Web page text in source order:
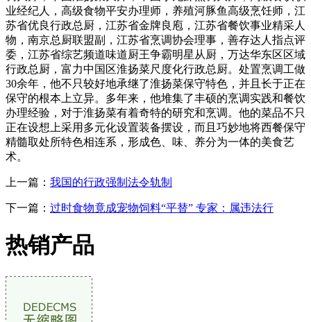
业经纪人，高级食物平安办理师，养殖河豚鱼高级烹饪师，江
苏省优良行政总厨，江苏省金牌良庖，江苏省餐饮事业精采人
物，南京总厨联盟副，江苏省烹调协会理事，善存达人指点评
委，江苏省综艺频道味道厨王争霸明星从厨，万达华东区区域
行政总厨，富力中国区淮扬菜尺度化行政总厨。处置烹调工做
30余年，他不只较好地承继了淮扬菜保守特色，并且长于正在
保守的根本上立异。多年来，他堆集了丰硕的烹调实践和餐饮
办理经验，对于淮扬菜有着奇特的研究和烹调。他的菜品不只
正在设想上采用多元化设置装备摆设，而且巧妙地将西餐保守
精髓取处所特色相连系，形成色、味、养分为一体的美食艺
术。
上一篇： 我国的行政强制法令轨制
下一篇： 过时食物竟成宠物饲料“平替” 专家：属违法行
热销产品